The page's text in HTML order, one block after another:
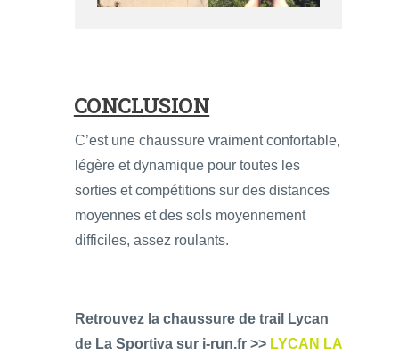
CONCLUSION
C’est une chaussure vraiment confortable,
légère et dynamique pour toutes les
sorties et compétitions sur des distances
moyennes et des sols moyennement
difficiles, assez roulants.
Retrouvez la chaussure de trail Lycan
de La Sportiva sur i-run.fr >> LYCAN LA